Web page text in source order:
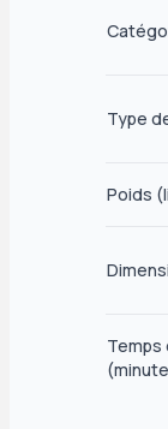
Type
Poids
Temps